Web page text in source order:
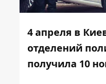
4 апреля в
отделений
получила 10